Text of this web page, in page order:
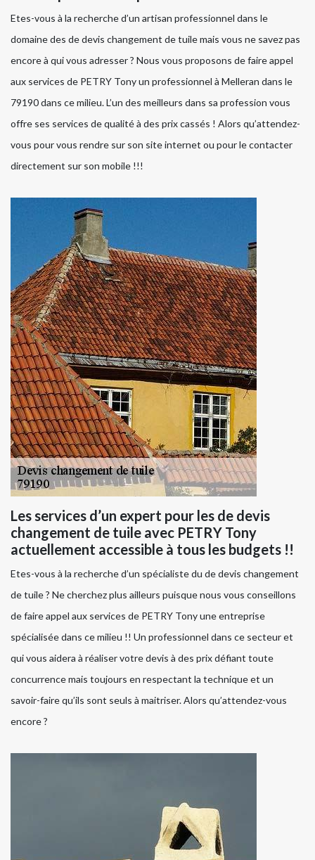
Etes-vous à la recherche d’un artisan professionnel dans le
domaine des de devis changement de tuile mais vous ne savez pas
encore à qui vous adresser ? Nous vous proposons de faire appel
aux services de PETRY Tony un professionnel à Melleran dans le
79190 dans ce milieu. L’un des meilleurs dans sa profession vous
offre ses services de qualité à des prix cassés ! Alors qu’attendez-
vous pour vous rendre sur son site internet ou pour le contacter
directement sur son mobile !!!
Les services d’un expert pour les de devis
changement de tuile avec PETRY Tony
actuellement accessible à tous les budgets !!
Etes-vous à la recherche d’un spécialiste du de devis changement
de tuile ? Ne cherchez plus ailleurs puisque nous vous conseillons
de faire appel aux services de PETRY Tony une entreprise
spécialisée dans ce milieu !! Un professionnel dans ce secteur et
qui vous aidera à réaliser votre devis à des prix défiant toute
concurrence mais toujours en respectant la technique et un
savoir-faire qu’ils sont seuls à maitriser. Alors qu’attendez-vous
encore ?